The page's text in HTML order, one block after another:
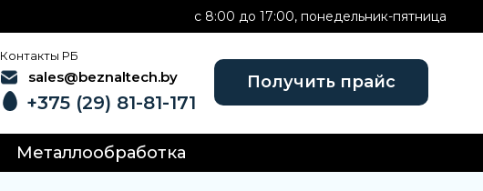
c 8:00 до 17:00, понедельник-пятница
Контакты РБ
sales@beznaltech.by
+375 (29) 81-81-171
Получить прайс
Металлообработка